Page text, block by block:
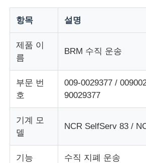
홈
제품 소개
동영상
회사 소개
항목 설명
제품 이
름
BRM 수직 운송
부문 번
호
009-0029377 /
90029377
기계 모
델
NCR SelfServ 83 /
기능 수직 지폐 운송